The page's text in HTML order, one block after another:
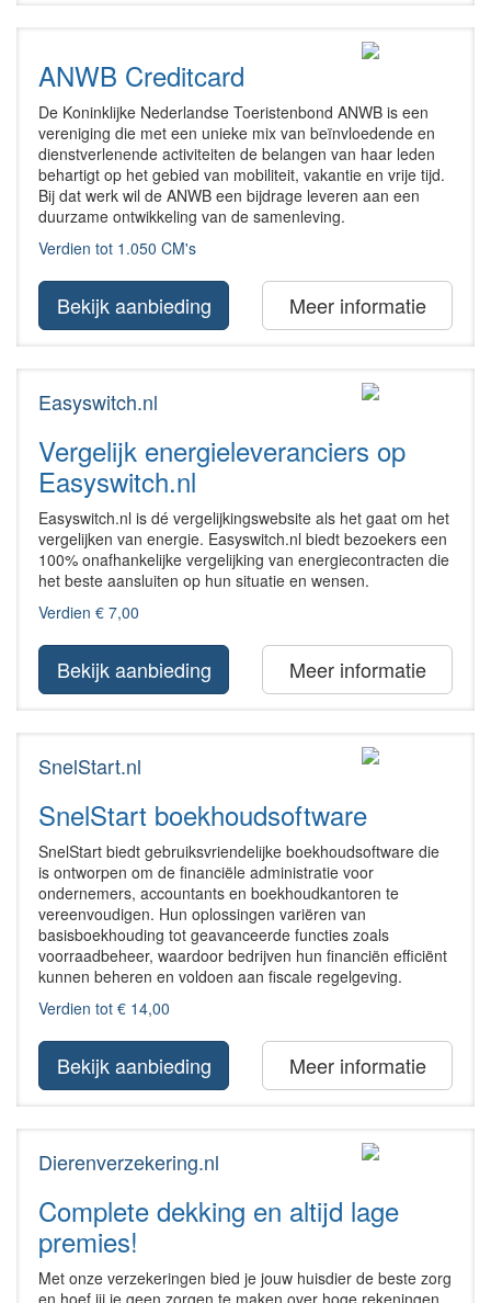
ANWB Creditcard
De Koninklijke Nederlandse Toeristenbond ANWB is een
vereniging die met een unieke mix van beïnvloedende en
dienstverlenende activiteiten de belangen van haar leden
behartigt op het gebied van mobiliteit, vakantie en vrije tijd.
Bij dat werk wil de ANWB een bijdrage leveren aan een
duurzame ontwikkeling van de samenleving.
Verdien tot 1.050 CM's
Bekijk aanbieding Meer informatie
Easyswitch.nl
Vergelijk energieleveranciers op
Easyswitch.nl
Easyswitch.nl is dé vergelijkingswebsite als het gaat om het
vergelijken van energie. Easyswitch.nl biedt bezoekers een
100% onafhankelijke vergelijking van energiecontracten die
het beste aansluiten op hun situatie en wensen.
Verdien € 7,00
Bekijk aanbieding Meer informatie
SnelStart.nl
SnelStart boekhoudsoftware
SnelStart biedt gebruiksvriendelijke boekhoudsoftware die
is ontworpen om de financiële administratie voor
ondernemers, accountants en boekhoudkantoren te
vereenvoudigen. Hun oplossingen variëren van
basisboekhouding tot geavanceerde functies zoals
voorraadbeheer, waardoor bedrijven hun financiën efficiënt
kunnen beheren en voldoen aan fiscale regelgeving.
Verdien tot € 14,00
Bekijk aanbieding Meer informatie
Dierenverzekering.nl
Complete dekking en altijd lage
premies!
Met onze verzekeringen bied je jouw huisdier de beste zorg
en hoef jij je geen zorgen te maken over hoge rekeningen.